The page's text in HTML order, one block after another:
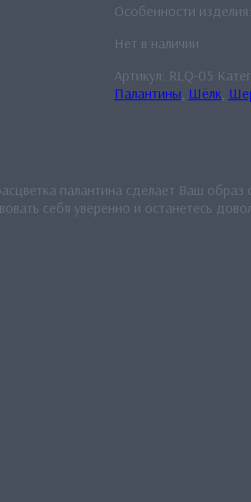
Особенности
Нет в наличии
Артикул: RLQ-05
Палантины Шёлк
палантина сделает Ваш
себя уверенно и останетесь